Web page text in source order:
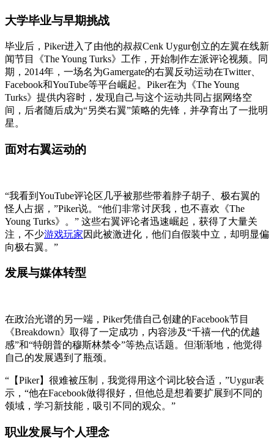
大学毕业与早期挑战
毕业后，Piker进入了由他的叔叔Cenk Uygur创立的左翼在线新
闻节目《The Young Turks》工作，开始制作左派评论视频。同
期，2014年，一场名为Gamergate的右翼反动运动在Twitter、
Facebook和YouTube等平台崛起。Piker在为《The Young
Turks》提供内容时，发现自己与这个运动共同占据网络空
间，后者随后成为“另类右翼”策略的先锋，并孕育出了一批明
星。
面对右翼运动的
“我看到YouTube评论区几乎被那些带着脖子胡子、极右翼的
怪人占据，”Piker说。“他们非常讨厌我，也不喜欢《The
Young Turks》。” 这些右翼评论者迅速崛起，获得了大量关
注，不少游戏玩家因此被激进化，他们自假装中立，却明显偏
向极右翼。”
发展与媒体转型
在政治光谱的另一端，Piker凭借自己创建的Facebook节目
《Breakdown》取得了一定成功，内容涉及“千禧一代的优越
感”和“特朗普的穆斯林禁令”等热点话题。但渐渐地，他觉得
自己的发展遇到了瓶颈。
“【Piker】很难被压制，我觉得用这个词比较合适，”Uygur表
示，“他在Facebook做得很好，但他总是想着要扩展到不同的
领域，学习新技能，吸引不同的观众。”
职业发展与个人理念